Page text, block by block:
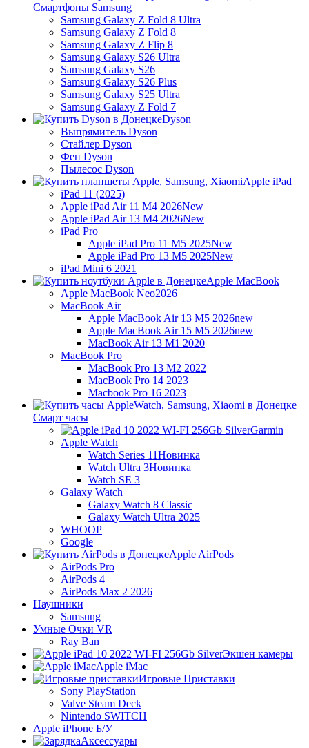
Смартфоны Samsung
Samsung Galaxy Z Fold 8 Ultra
Samsung Galaxy Z Fold 8
Samsung Galaxy Z Flip 8
Samsung Galaxy S26 Ultra
Samsung Galaxy S26
Samsung Galaxy S26 Plus
Samsung Galaxy S25 Ultra
Samsung Galaxy Z Fold 7
Dyson
Выпрямитель Dyson
Стайлер Dyson
Фен Dyson
Пылесос Dyson
Apple iPad
iPad 11 (2025)
Apple iPad Air 11 M4 2026New
Apple iPad Air 13 M4 2026New
iPad Pro
Apple iPad Pro 11 M5 2025New
Apple iPad Pro 13 M5 2025New
iPad Mini 6 2021
Apple MacBook
Apple MacBook Neo2026
MacBook Air
Apple MacBook Air 13 M5 2026new
Apple MacBook Air 15 M5 2026new
MacBook Air 13 M1 2020
MacBook Pro
MacBook Pro 13 M2 2022
MacBook Pro 14 2023
Macbook Pro 16 2023
Смарт часы
Garmin
Apple Watch
Watch Series 11Новинка
Watch Ultra 3Новинка
Watch SE 3
Galaxy Watch
Galaxy Watch 8 Classic
Galaxy Watch Ultra 2025
WHOOP
Google
Apple AirPods
AirPods Pro
AirPods 4
AirPods Max 2 2026
Наушники
Samsung
Умные Очки VR
Ray Ban
Экшен камеры
Apple iMac
Игровые Приставки
Sony PlayStation
Valve Steam Deck
Nintendo SWITCH
Apple iPhone Б/У
Аксессуары